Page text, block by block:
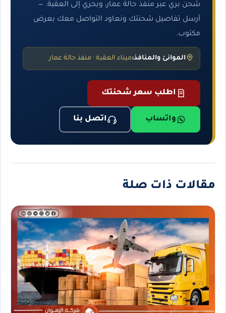
شحن بري عبر منفذ حالة عمار، وبحري إلى العقبة. —
أرسل تفاصيل شحنتك ونعاود التواصل معك بعرض
مكتوب.
الموانئ والمنافذ:ميناء العقبة · منفذ حالة عمار
اطلب سعر شحنتك
واتساب اتصل بنا
مقالات ذات صلة